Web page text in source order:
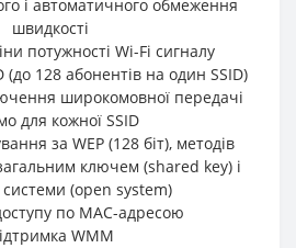
і автоматичного обмеження
швидкості
потужності Wi-Fi сигналу
(до 128 абонентів на один SSID)
широкомовної передачі
для кожної SSID
за WEP (128 біт), методів
ключем (shared key) і
системи (open system)
по MAC-адресою
WMM